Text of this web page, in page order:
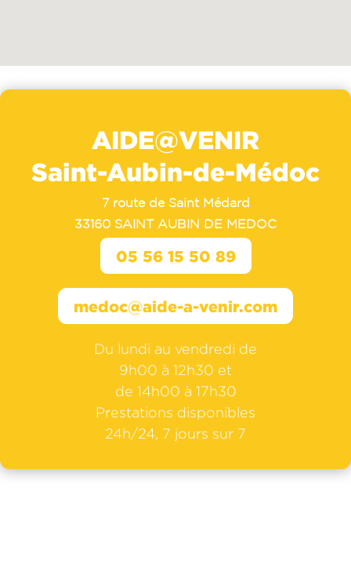
AIDE@VENIR
Saint-Aubin-de-Médoc
7 route de Saint Médard
33160 SAINT AUBIN DE MEDOC
Du lundi au vendredi de
9h00 à 12h30 et
de 14h00 à 17h30
Prestations disponibles
24h/24, 7 jours sur 7
medoc@aide-a-venir.com
05 56 15 50 89